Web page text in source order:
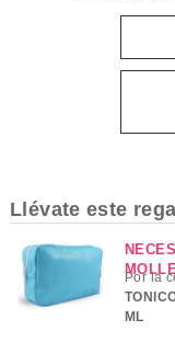
Llévate este
Por la
ML